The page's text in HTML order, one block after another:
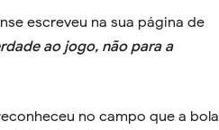
escreveu na sua página de
ao jogo, não para a
no campo que a bola